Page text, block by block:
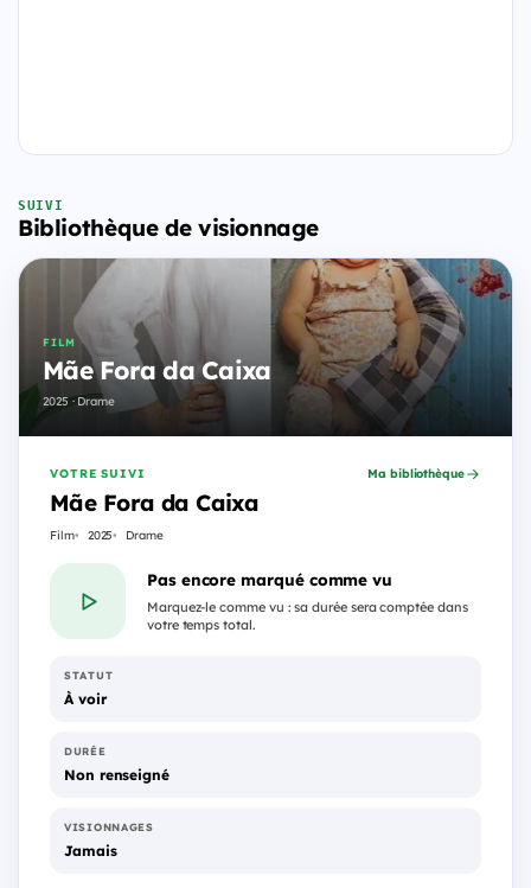
SUIVI
Bibliothèque de visionnage
FILM
Mãe Fora da Caixa
2025 · Drame
VOTRE SUIVI
Mãe Fora da Caixa
Film 2025 Drame
Ma bibliothèque
Pas encore marqué comme vu
Marquez-le comme vu : sa durée sera comptée dans
votre temps total.
STATUT
À voir
DURÉE
Non renseigné
VISIONNAGES
Jamais